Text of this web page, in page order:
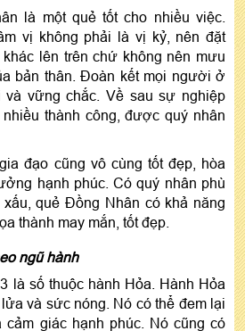
là một quẻ tốt cho nhiều việc.
vị không phải là vị kỷ, nên đặt
lên trên chứ không nên mưu
bản thân. Đoàn kết mọi người ở
và vững chắc. Về sau sự nghiệp
thành công, được quý nhân
đạo cũng vô cùng tốt đẹp, hòa
hạnh phúc. Có quý nhân phù
quẻ Đồng Nhân có khả năng
thành may mắn, tốt đẹp.
ngũ hành
là số thuộc hành Hỏa. Hành Hỏa
và sức nóng. Nó có thể đem lại
giác hạnh phúc. Nó cũng có